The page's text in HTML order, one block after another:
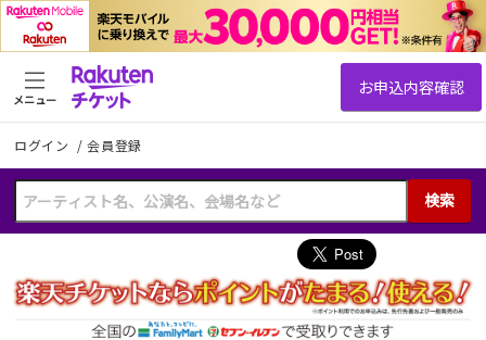
ログイン /会員登録
検索
メニュー